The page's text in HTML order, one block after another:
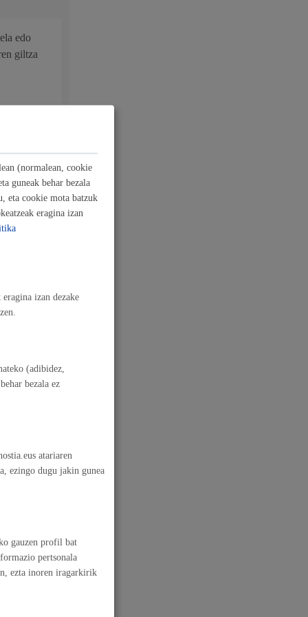
edo
giltza
(normalean, cookie
guneak behar bezala
eta cookie mota batzuk
eragina izan
izan dezake
(adibidez,
bezala ez
atariaren
ezingo dugu jakin gunea
gauzen profil bat
pertsonala
ezta inoren iragarkirik